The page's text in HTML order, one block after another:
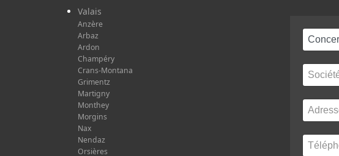
Valais
Anzère
Arbaz
Ardon
Champéry
Crans-Montana
Grimentz
Martigny
Monthey
Morgins
Nax
Nendaz
Orsières